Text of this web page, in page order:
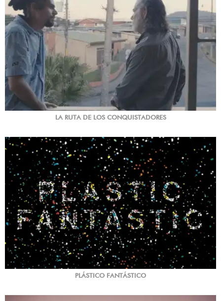
LA RUTA DE LOS CONQUISTADORES
PLÁSTICO FANTÁSTICO